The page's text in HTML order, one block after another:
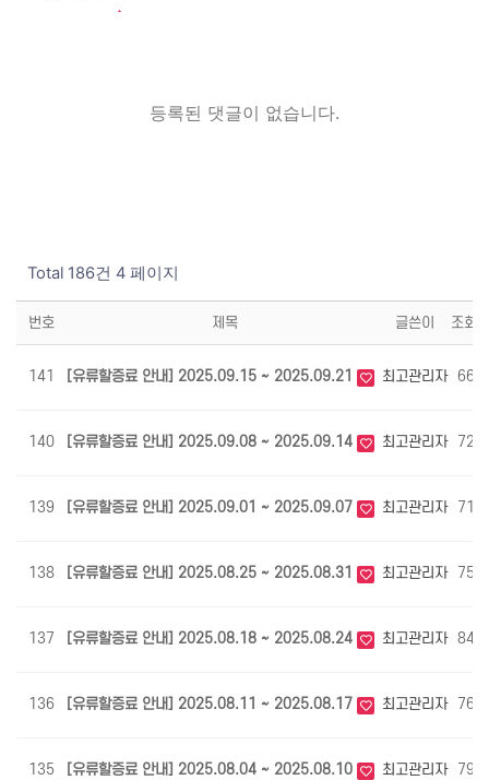
등록된 댓글이 없습니다.
Total 186건 4 페이지
번호 제목 글쓴이 조회
141 [유류할증료 안내] 2025.09.15 ~ 2025.09.21 최고관리자 668
140 [유류할증료 안내] 2025.09.08 ~ 2025.09.14 최고관리자 724
139 [유류할증료 안내] 2025.09.01 ~ 2025.09.07 최고관리자 719
138 [유류할증료 안내] 2025.08.25 ~ 2025.08.31 최고관리자 752
137 [유류할증료 안내] 2025.08.18 ~ 2025.08.24 최고관리자 846
136 [유류할증료 안내] 2025.08.11 ~ 2025.08.17 최고관리자 763
135 [유류할증료 안내] 2025.08.04 ~ 2025.08.10 최고관리자 798